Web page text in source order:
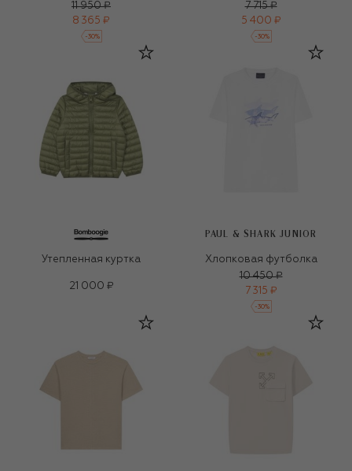
11 950 ₽
8 365 ₽
-30%
7 715 ₽
5 400 ₽
-30%
Утепленная куртка
21 000 ₽
PAUL & SHARK JUNIOR
Хлопковая футболка
10 450 ₽
7 315 ₽
-30%